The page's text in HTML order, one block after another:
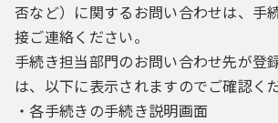
否など）に関するお問い合わせは、手
接ご連絡ください。
手続き担当部門のお問い合わせ先が登
は、以下に表示されますのでご確認く
・各手続きの手続き説明画面